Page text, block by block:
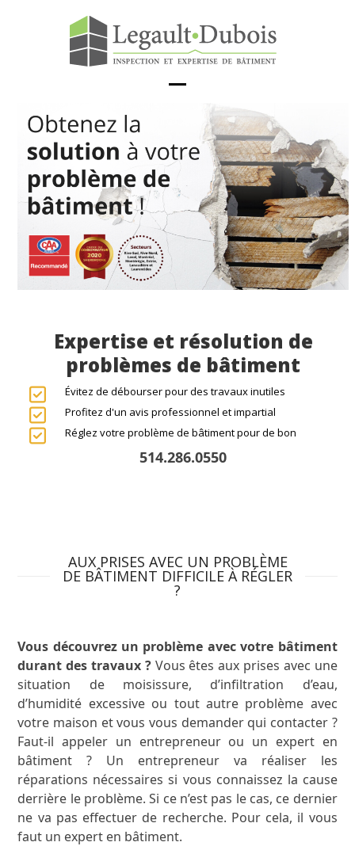
Open
mobile
menu
mobile
menu
Expertise et résolution de
problèmes de bâtiment
Évitez de débourser pour des travaux inutiles
Profitez d'un avis professionnel et impartial
Réglez votre problème de bâtiment pour de bon
514.286.0550
AUX PRISES AVEC UN PROBLÈME
DE BÂTIMENT DIFFICILE À RÉGLER
?
Vous découvrez un problème avec votre bâtiment
durant des travaux ?Vous êtes aux prises avec une
situation de moisissure, d’infiltration d’eau,
d’humidité excessive ou tout autre problème avec
votre maison et vous vous demander qui contacter ?
Faut-il appeler un entrepreneur ou un expert en
bâtiment ? Un entrepreneur va réaliser les
réparations nécessaires si vous connaissez la cause
derrière le problème. Si ce n’est pas le cas, ce dernier
ne va pas effectuer de recherche. Pour cela, il vous
faut un expert en bâtiment.